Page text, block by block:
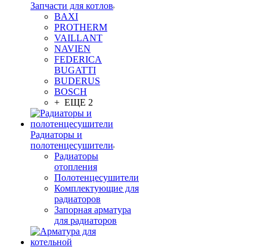
Запчасти для котлов
BAXI
PROTHERM
VAILLANT
NAVIEN
FEDERICA
BUGATTI
BUDERUS
BOSCH
+ ЕЩЕ 2
Радиаторы и
полотенцесушители
Радиаторы
отопления
Полотенцесушители
Комплектующие для
радиаторов
Запорная арматура
для радиаторов